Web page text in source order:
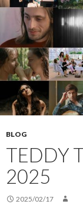
BLOG
TEDDY
2025
2025/02/17